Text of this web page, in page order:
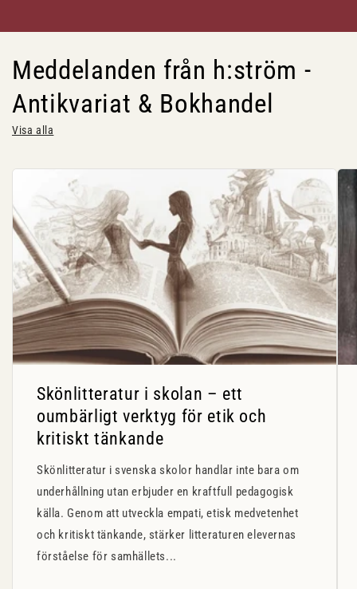
Meddelanden från h:ström -
Antikvariat & Bokhandel
Visa alla
Skönlitteratur i skolan – ett
oumbärligt verktyg för etik och
kritiskt tänkande
Skönlitteratur i svenska skolor handlar inte bara om
underhållning utan erbjuder en kraftfull pedagogisk
källa. Genom att utveckla empati, etisk medvetenhet
och kritiskt tänkande, stärker litteraturen elevernas
förståelse för samhällets...